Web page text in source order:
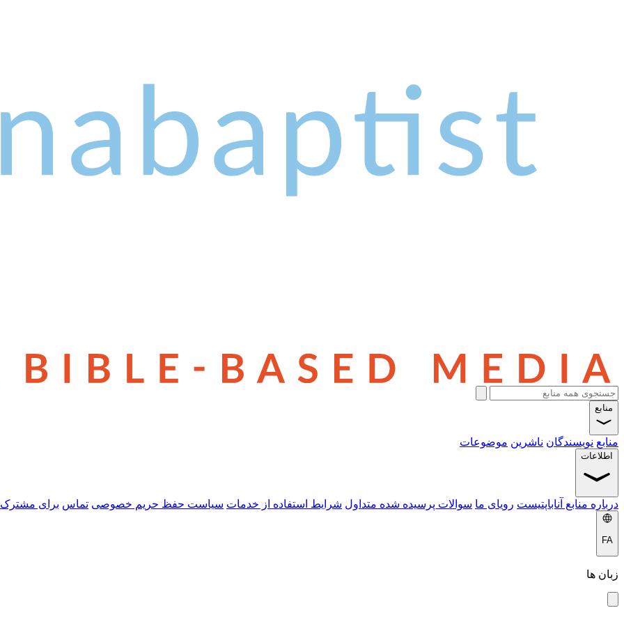
منابع
منابع نویسندگان ناشرین موضوعات
اطلاعات
درباره منابع آناباپتیست رویای ما سوالات پرسیده شده متداول شرایط استفاده از خدمات سیاست حفظ حریم خصوصی تماس برای
FA
زبان ها